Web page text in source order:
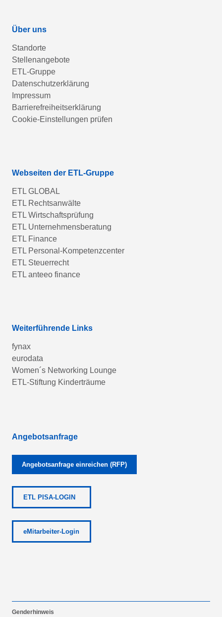
Über uns
Standorte
Stellenangebote
ETL-Gruppe
Datenschutzerklärung
Impressum
Barrierefreiheitserklärung
Cookie-Einstellungen prüfen
Webseiten der ETL-Gruppe
ETL GLOBAL
ETL Rechtsanwälte
ETL Wirtschaftsprüfung
ETL Unternehmensberatung
ETL Finance
ETL Personal-Kompetenzcenter
ETL Steuerrecht
ETL anteeo finance
Weiterführende Links
fynax
eurodata
Women´s Networking Lounge
ETL-Stiftung Kinderträume
Angebotsanfrage
Angebotsanfrage einreichen (RFP)
ETL PISA-LOGIN
eMitarbeiter-Login
Genderhinweis